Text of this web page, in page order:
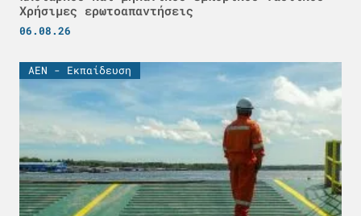
Χρήσιμες ερωτοαπαντήσεις
06.08.26
ΑΕΝ - Εκπαίδευση